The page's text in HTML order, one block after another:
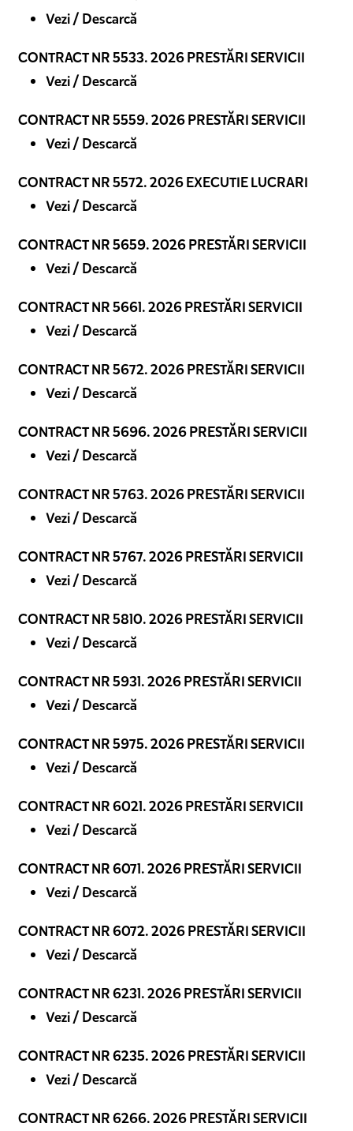
Vezi / Descarcă
CONTRACT NR 5533. 2026 PRESTĂRI SERVICII
Vezi / Descarcă
CONTRACT NR 5559. 2026 PRESTĂRI SERVICII
Vezi / Descarcă
CONTRACT NR 5572. 2026 EXECUTIE LUCRARI
Vezi / Descarcă
CONTRACT NR 5659. 2026 PRESTĂRI SERVICII
Vezi / Descarcă
CONTRACT NR 5661. 2026 PRESTĂRI SERVICII
Vezi / Descarcă
CONTRACT NR 5672. 2026 PRESTĂRI SERVICII
Vezi / Descarcă
CONTRACT NR 5696. 2026 PRESTĂRI SERVICII
Vezi / Descarcă
CONTRACT NR 5763. 2026 PRESTĂRI SERVICII
Vezi / Descarcă
CONTRACT NR 5767. 2026 PRESTĂRI SERVICII
Vezi / Descarcă
CONTRACT NR 5810. 2026 PRESTĂRI SERVICII
Vezi / Descarcă
CONTRACT NR 5931. 2026 PRESTĂRI SERVICII
Vezi / Descarcă
CONTRACT NR 5975. 2026 PRESTĂRI SERVICII
Vezi / Descarcă
CONTRACT NR 6021. 2026 PRESTĂRI SERVICII
Vezi / Descarcă
CONTRACT NR 6071. 2026 PRESTĂRI SERVICII
Vezi / Descarcă
CONTRACT NR 6072. 2026 PRESTĂRI SERVICII
Vezi / Descarcă
CONTRACT NR 6231. 2026 PRESTĂRI SERVICII
Vezi / Descarcă
CONTRACT NR 6235. 2026 PRESTĂRI SERVICII
Vezi / Descarcă
CONTRACT NR 6266. 2026 PRESTĂRI SERVICII